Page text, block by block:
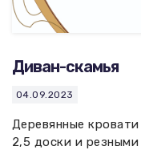
Диван-скамья
04.09.2023
Деревянные
2,5 доски и